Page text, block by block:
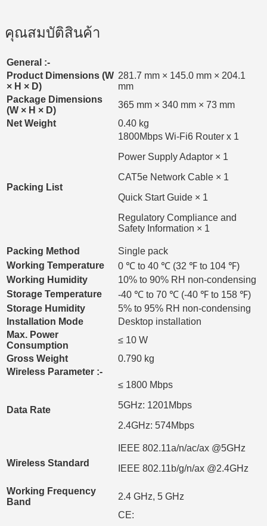
คุณสมบัติสินค้า
General :-
Product Dimensions (W
× H × D)
281.7 mm × 145.0 mm × 204.1
mm
Package Dimensions
(W × H × D)
365 mm × 340 mm × 73 mm
Net Weight
0.40 kg
Packing List
1800Mbps Wi-Fi6 Router x 1
Power Supply Adaptor × 1
CAT5e Network Cable × 1
Quick Start Guide × 1
Regulatory Compliance and
Safety Information × 1
Packing Method
Single pack
Working Temperature
0 ℃ to 40 ℃ (32 ℉ to 104 ℉)
Working Humidity
10% to 90% RH non-condensing
Storage Temperature
-40 ℃ to 70 ℃ (-40 ℉ to 158 ℉)
Storage Humidity
5% to 95% RH non-condensing
Installation Mode
Desktop installation
Max. Power
Consumption
≤ 10 W
Gross Weight
0.790 kg
Wireless Parameter :-
Data Rate
≤ 1800 Mbps
5GHz: 1201Mbps
2.4GHz: 574Mbps
Wireless Standard
IEEE 802.11a/n/ac/ax @5GHz
IEEE 802.11b/g/n/ax @2.4GHz
Working Frequency
Band
2.4 GHz, 5 GHz
CE: